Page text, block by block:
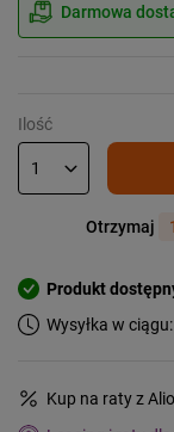
Darmowa
Ilość
Otrzymaj
Produkt
Wysyłka w ciągu:
Kup na raty z